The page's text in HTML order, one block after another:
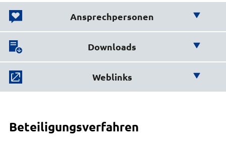
Ansprechpersonen
Wir helfen Ihnen weiter!
Mareike Harlfinger-Düpow
Fachdienstleiterin
E-Mail senden
Gebäude 12, Zimmer 101
Downloads
Hier finden Sie wichtige
Downloads:
2030
Weblinks
Beteiligungsverfahren